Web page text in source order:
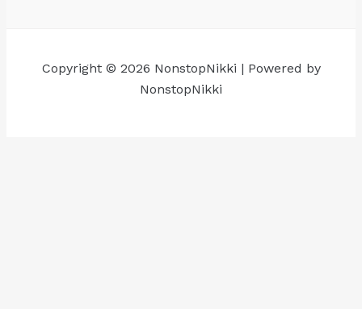
Copyright © 2026 NonstopNikki | Powered by
NonstopNikki